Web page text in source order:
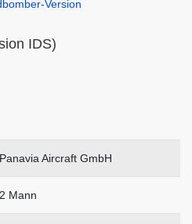
IDS)
Panavia Aircraft GmbH
2 Mann